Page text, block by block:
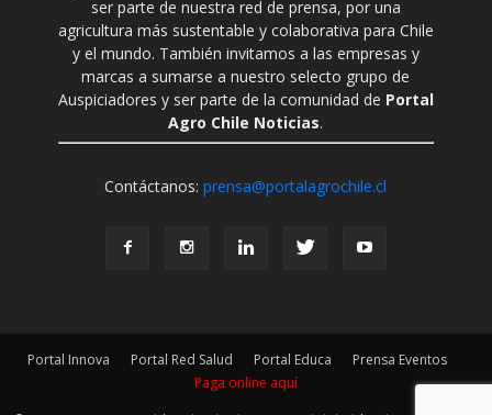
ser parte de nuestra red de prensa, por una
agricultura más sustentable y colaborativa para Chile
y el mundo. También invitamos a las empresas y
marcas a sumarse a nuestro selecto grupo de
Auspiciadores y ser parte de la comunidad de Portal
Agro Chile Noticias.
Contáctanos:prensa@portalagrochile.cl
Portal Innova Portal Red Salud Portal Educa
Prensa Eventos
Paga online aquí